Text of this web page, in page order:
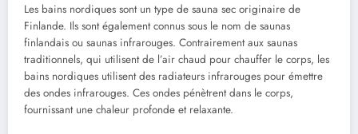
Les bains nordiques sont un type de sauna sec originaire de
Finlande. Ils sont également connus sous le nom de saunas
finlandais ou saunas infrarouges. Contrairement aux saunas
traditionnels, qui utilisent de l’air chaud pour chauffer le corps, les
bains nordiques utilisent des radiateurs infrarouges pour émettre
des ondes infrarouges. Ces ondes pénètrent dans le corps,
fournissant une chaleur profonde et relaxante.